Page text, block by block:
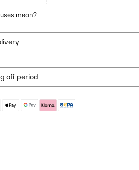
mean?
off period